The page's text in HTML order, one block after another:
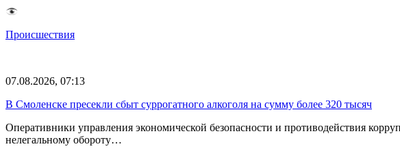
Происшествия
07.08.2026, 07:13
В Смоленске пресекли сбыт суррогатного алкоголя на сумму более 320 тысяч
Оперативники управления экономической безопасности и противодействия
нелегальному обороту…